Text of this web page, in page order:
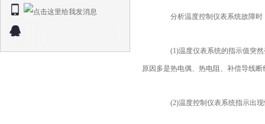
分析温度控制仪表系统故障时
(1)温度仪表系统的指示值突然
原因多是热电偶、热电阻、补偿导线
(2)温度控制仪表系统指示出现